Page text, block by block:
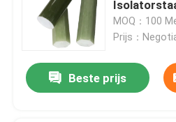
MOQ：100
Prijs：
Beste prijs